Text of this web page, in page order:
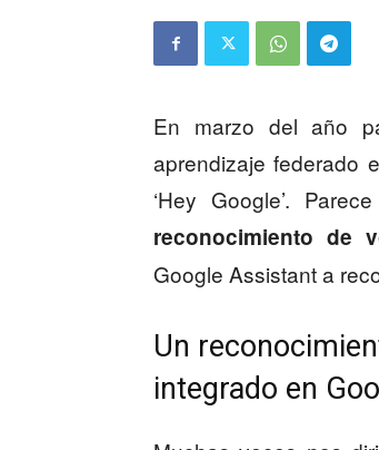
En marzo del año
aprendizaje federado
‘Hey Google’.
reconocimiento de
Google Assistant a
Un
integrado en